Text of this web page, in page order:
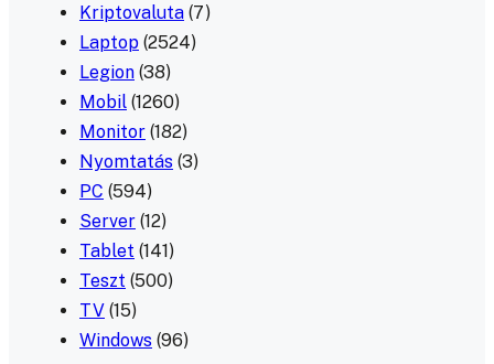
Kriptovaluta (7)
Laptop (2524)
Legion (38)
Mobil (1260)
Monitor (182)
Nyomtatás (3)
PC (594)
Server (12)
Tablet (141)
Teszt (500)
TV (15)
Windows (96)